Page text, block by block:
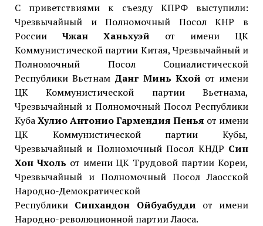
С приветствиями к съезду КПРФ выступили:
Чрезвычайный и Полномочный Посол КНР в
РоссииЧжан Ханьхуэй от имени ЦК
Коммунистической партии Китая, Чрезвычайный и
Полномочный Посол Социалистической
Республики Вьетнам Данг Минь Кхой от имени
ЦК Коммунистической партии Вьетнама,
Чрезвычайный и Полномочный Посол Республики
КубаХулио Антонио Гармендия Пенья от имени
ЦК Коммунистической партии Кубы,
Чрезвычайный и Полномочный Посол КНДР Син
Хон Чхоль от имени ЦК Трудовой партии Кореи,
Чрезвычайный и Полномочный Посол Лаосской
Народно-Демократической
Республики Сипхандон Ойбуабудди от имени
Народно-революционной партии Лаоса.